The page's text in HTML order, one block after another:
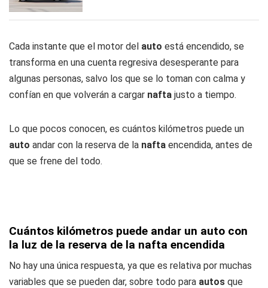
Cada instante que el motor del auto está encendido, se
transforma en una cuenta regresiva desesperante para
algunas personas, salvo los que se lo toman con calma y
confían en que volverán a cargar nafta justo a tiempo.
Lo que pocos conocen, es cuántos kilómetros puede un
auto andar con la reserva de la nafta encendida, antes de
que se frene del todo.
Cuántos kilómetros puede andar un auto con
la luz de la reserva de la nafta encendida
No hay una única respuesta, ya que es relativa por muchas
variables que se pueden dar, sobre todo para autos que